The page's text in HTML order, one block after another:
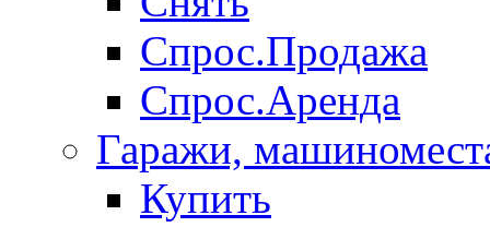
Спрос.Продажа
Спрос.Аренда
Гаражи,
Купить